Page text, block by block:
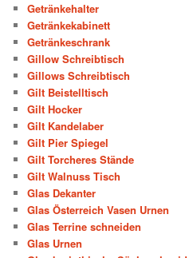
Getränkehalter
Getränkekabinett
Getränkeschrank
Gillow Schreibtisch
Gillows Schreibtisch
Gilt Beistelltisch
Gilt Hocker
Gilt Kandelaber
Gilt Pier Spiegel
Gilt Torcheres Stände
Gilt Walnuss Tisch
Glas Dekanter
Glas Österreich Vasen Urnen
Glas Terrine schneiden
Glas Urnen